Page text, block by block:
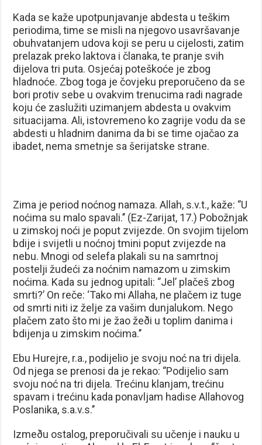
Kada se kaže upotpunjavanje abdesta u teškim
periodima, time se misli na njegovo usavršavanje
obuhvatanjem udova koji se peru u cijelosti, zatim
prelazak preko laktova i članaka, te pranje svih
dijelova tri puta. Osjećaj poteškoće je zbog
hladnoće. Zbog toga je čovjeku preporučeno da se
bori protiv sebe u ovakvim trenucima radi nagrade
koju će zaslužiti uzimanjem abdesta u ovakvim
situacijama. Ali, istovremeno ko zagrije vodu da se
abdesti u hladnim danima da bi se time ojačao za
ibadet, nema smetnje sa šerijatske strane.
Zima je period noćnog namaza. Allah, s.v.t., kaže: ‘’U
noćima su malo spavali.’’ (Ez-Zarijat, 17.) Pobožnjak
u zimskoj noći je poput zvijezde. On svojim tijelom
bdije i svijetli u noćnoj tmini poput zvijezde na
nebu. Mnogi od selefa plakali su na samrtnoj
postelji žudeći za noćnim namazom u zimskim
noćima. Kada su jednog upitali: ‘’Jel’ plačeš zbog
smrti?’ On reče: ‘Tako mi Allaha, ne plačem iz tuge
od smrti niti iz želje za vašim dunjalukom. Nego
plačem zato što mi je žao žeði u toplim danima i
bdijenja u zimskim noćima.’’
Ebu Hurejre, r.a., podijelio je svoju noć na tri dijela.
Od njega se prenosi da je rekao: ‘’Podijelio sam
svoju noć na tri dijela. Trećinu klanjam, trećinu
spavam i trećinu kada ponavljam hadise Allahovog
Poslanika, s.a.v.s.’’
Izmeðu ostalog, preporučivali su učenje i nauku u